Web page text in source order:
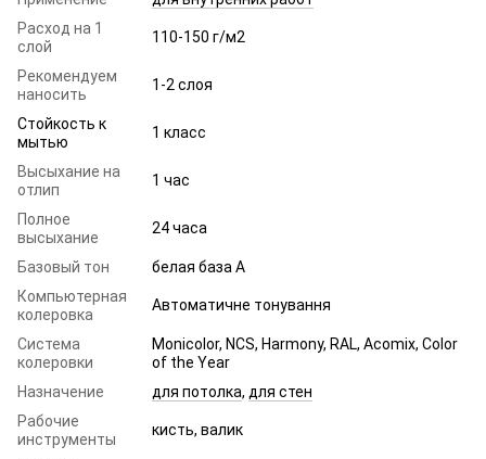
Расход на 1
слой
110-150 г/м2
Рекомендуем
наносить
1-2 слоя
Стойкость к
мытью
1 класс
Высыхание на
отлип
1 час
Полное
высыхание
24 часа
Базовый тон
белая база A
Компьютерная
колеровка
Автоматичне тонування
Система
колеровки
Monicolor, NCS, Harmony, RAL, Acomix, Color
of the Year
Назначение
для потолка, для стен
Рабочие
инструменты
кисть, валик